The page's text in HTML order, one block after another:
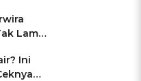
Lama
Ini